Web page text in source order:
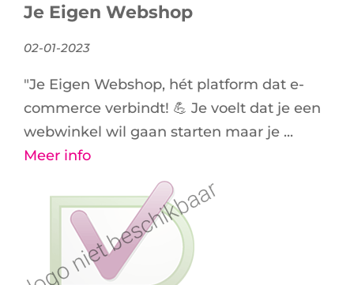
Je Eigen Webshop
02-01-2023
"Je Eigen Webshop, hét platform dat e-
commerce verbindt! 💪 Je voelt dat je een
webwinkel wil gaan starten maar je ...
Meer info